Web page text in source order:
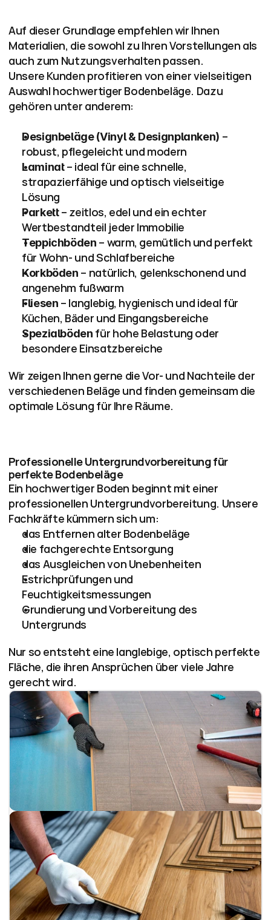
Auf dieser Grundlage empfehlen wir Ihnen
Materialien, die sowohl zu Ihren Vorstellungen als
auch zum Nutzungsverhalten passen.
Unsere Kunden profitieren von einer vielseitigen
Auswahl hochwertiger Bodenbeläge. Dazu
gehören unter anderem:
Designbeläge (Vinyl & Designplanken) –
robust, pflegeleicht und modern
Laminat – ideal für eine schnelle,
strapazierfähige und optisch vielseitige
Lösung
Parkett – zeitlos, edel und ein echter
Wertbestandteil jeder Immobilie
Teppichböden – warm, gemütlich und perfekt
für Wohn- und Schlafbereiche
Korkböden – natürlich, gelenkschonend und
angenehm fußwarm
Fliesen – langlebig, hygienisch und ideal für
Küchen, Bäder und Eingangsbereiche
Spezialböden für hohe Belastung oder
besondere Einsatzbereiche
Wir zeigen Ihnen gerne die Vor- und Nachteile der
verschiedenen Beläge und finden gemeinsam die
optimale Lösung für Ihre Räume.
Professionelle Untergrundvorbereitung für
perfekte Bodenbeläge
Ein hochwertiger Boden beginnt mit einer
professionellen Untergrundvorbereitung. Unsere
Fachkräfte kümmern sich um:
das Entfernen alter Bodenbeläge
die fachgerechte Entsorgung
das Ausgleichen von Unebenheiten
Estrichprüfungen und
Feuchtigkeitsmessungen
Grundierung und Vorbereitung des
Untergrunds
Nur so entsteht eine langlebige, optisch perfekte
Fläche, die ihren Ansprüchen über viele Jahre
gerecht wird.